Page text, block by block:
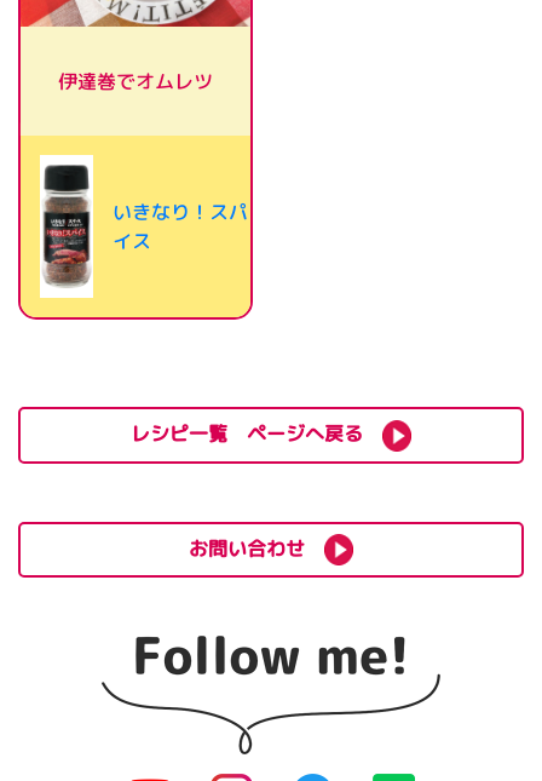
伊達巻でオムレツ
いきなり！スパ
イス
レシピ一覧 ページへ戻る
お問い合わせ